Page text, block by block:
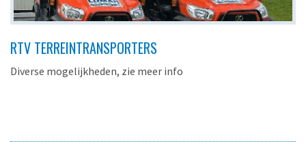
RTV TERREINTRANSPORTERS
Diverse mogelijkheden, zie meer info